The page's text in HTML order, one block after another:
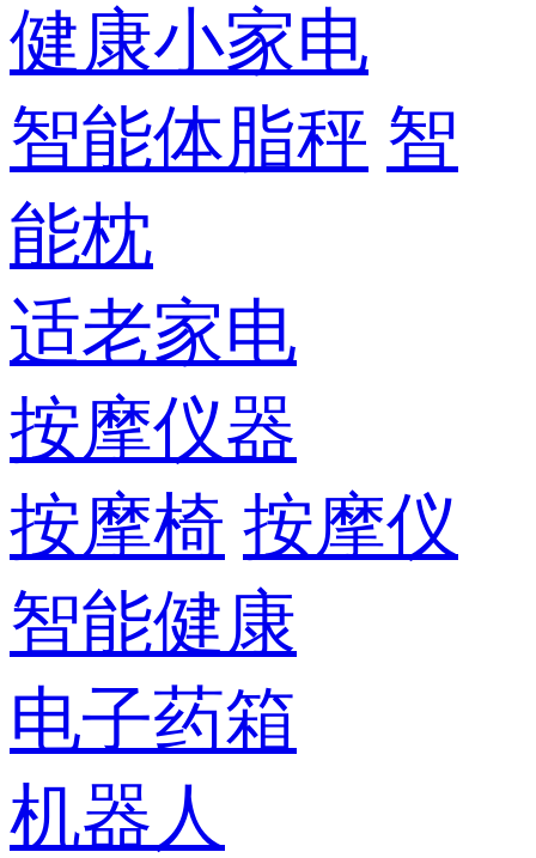
健康小家电
智能体脂秤 智
能枕
适老家电
按摩仪器
按摩椅 按摩仪
智能健康
电子药箱
机器人